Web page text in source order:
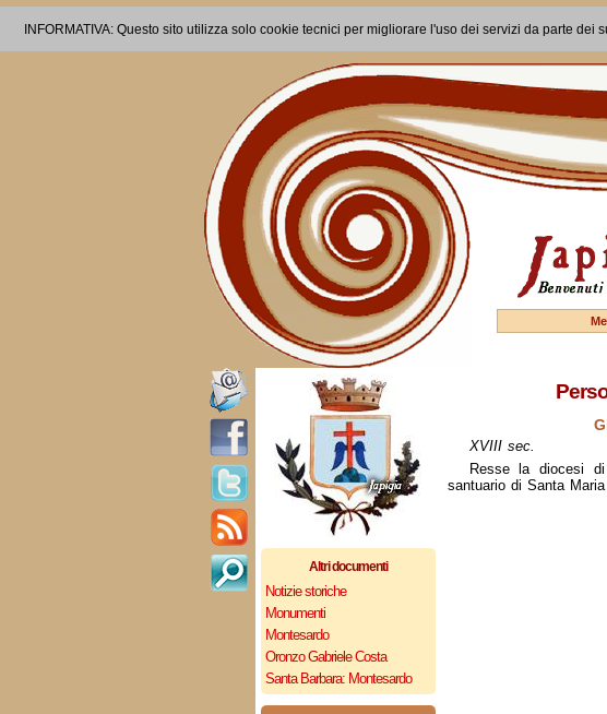
INFORMATIVA: Questo sito utilizza solo cookie tecnici per migliorare l'uso dei servizi da parte dei
Altri documenti
Notizie storiche
Monumenti
Montesardo
Oronzo Gabriele Costa
Santa Barbara: Montesardo
XVIII sec.
Resse la diocesi
santuario di Santa